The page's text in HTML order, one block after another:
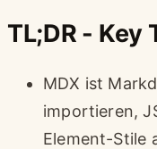
TL;DR - Key
MDX ist
importieren,
Element-Stile